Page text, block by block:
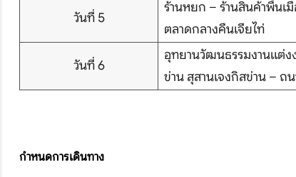
บริษัทเบสเฟรนด์ ฮอลิเดย์
วันที่ 5
ร้านหยก – ร้านสินค้าพื้นเ
ตลาดกลางคืนเจียไท่
วันที่ 6
อุทยานวัฒนธรรมงานแต่ง
ข่าน สุสานเจงกิสข่าน –
กำหนดการเดินทาง